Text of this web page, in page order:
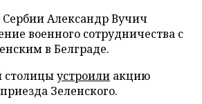
Александр Вучич
военного сотрудничества с
в Белграде.
столицыустроили акцию
Зеленского.